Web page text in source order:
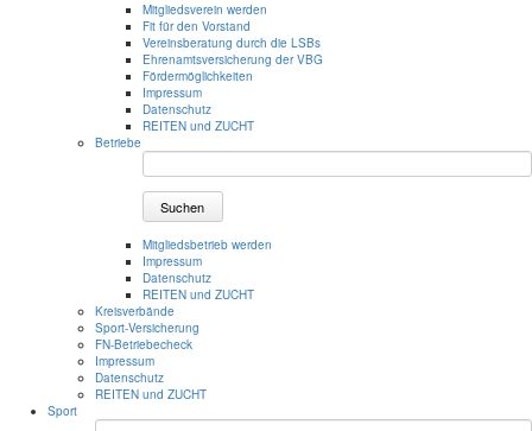
Mitgliedsverein werden
Fit für den Vorstand
Vereinsberatung durch die LSBs
Ehrenamtsversicherung der VBG
Fördermöglichkeiten
Impressum
Datenschutz
REITEN und ZUCHT
Betriebe
Suchen
Mitgliedsbetrieb werden
Impressum
Datenschutz
REITEN und ZUCHT
Kreisverbände
Sport-Versicherung
FN-Betriebecheck
Impressum
Datenschutz
REITEN und ZUCHT
Sport